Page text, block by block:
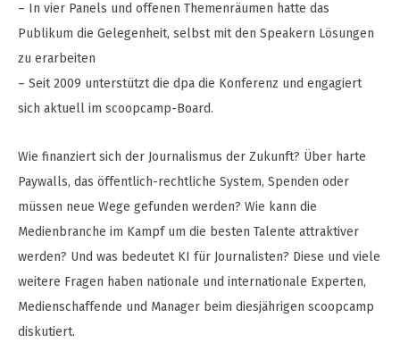
– In vier Panels und offenen Themenräumen hatte das
Publikum die Gelegenheit, selbst mit den Speakern Lösungen
zu erarbeiten
– Seit 2009 unterstützt die dpa die Konferenz und engagiert
sich aktuell im scoopcamp-Board.
Wie finanziert sich der Journalismus der Zukunft? Über harte
Paywalls, das öffentlich-rechtliche System, Spenden oder
müssen neue Wege gefunden werden? Wie kann die
Medienbranche im Kampf um die besten Talente attraktiver
werden? Und was bedeutet KI für Journalisten? Diese und viele
weitere Fragen haben nationale und internationale Experten,
Medienschaffende und Manager beim diesjährigen scoopcamp
diskutiert.